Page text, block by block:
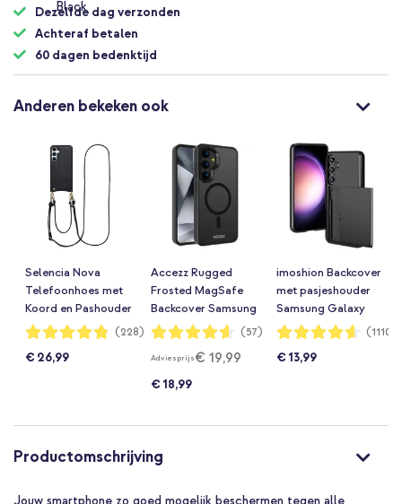
Dezelfde dag verzonden
Achteraf betalen
60 dagen bedenktijd
Anderen bekeken ook
Selencia Nova
Telefoonhoes met
Koord en Pashouder
Samsung Galaxy
- Zwart
Waardering:
96%
(228)
€ 26,99
Accezz Rugged
Frosted MagSafe
Backcover Samsung
Galaxy S24 Plus -
Waardering:
92%
(57)
Adviesprijs€ 19,99
€ 18,99
imoshion Backcover
met pasjeshouder
Samsung Galaxy
S24 Plus - Zwart
Waardering:
92%
(1110)
€ 13,99
Productomschrijving
Jouw smartphone zo goed mogelijk beschermen tegen alle